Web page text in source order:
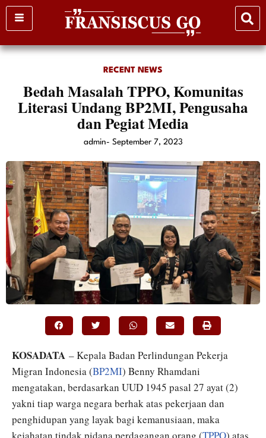
Skip
to
RECENT NEWS
Bedah Masalah TPPO, Komunitas
Literasi Undang BP2MI, Pengusaha
dan Pegiat Media
admin- September 7, 2023
KOSADATA – Kepala Badan Perlindungan Pekerja
Migran Indonesia (BP2MI) Benny Rhamdani
mengatakan, berdasarkan UUD 1945 pasal 27 ayat (2)
yakni tiap warga negara berhak atas pekerjaan dan
penghidupan yang layak bagi kemanusiaan, maka
kejahatan tindak pidana perdagangan orang (TPPO) atas